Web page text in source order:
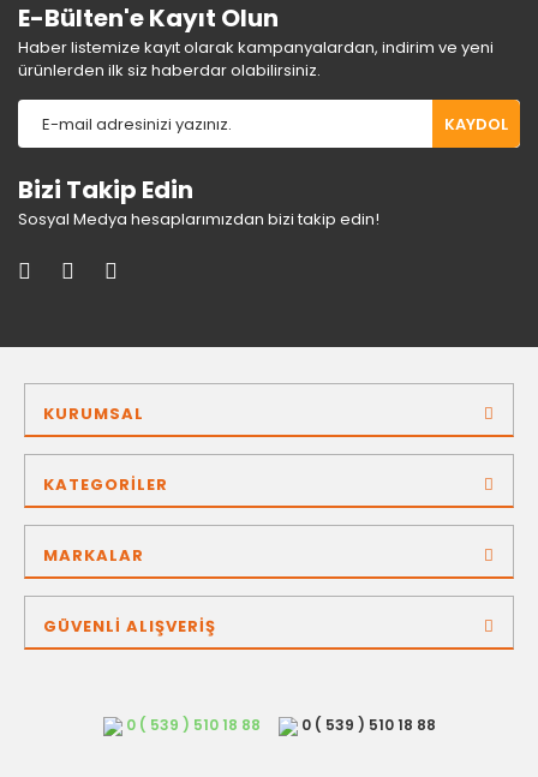
E-Bülten'e Kayıt Olun
Haber listemize kayıt olarak kampanyalardan, indirim ve yeni
ürünlerden ilk siz haberdar olabilirsiniz.
KAYDOL
Bizi Takip Edin
Sosyal Medya hesaplarımızdan bizi takip edin!
KURUMSAL
KATEGORİLER
MARKALAR
GÜVENLİ ALIŞVERİŞ
0 ( 539 ) 510 18 88 0 ( 539 ) 510 18 88